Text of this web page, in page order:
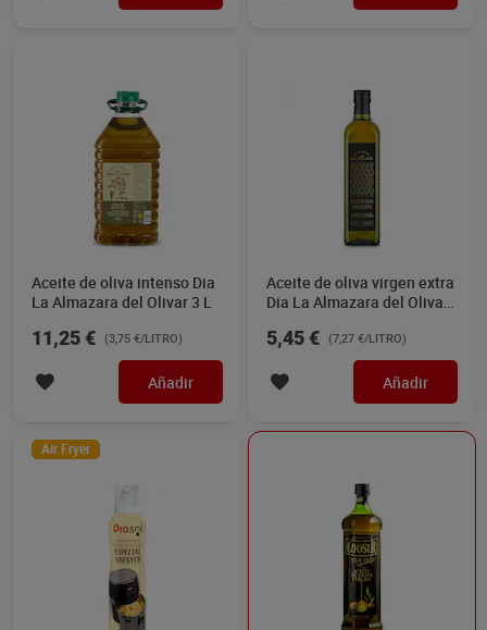
Aceite de oliva intenso Dia
La Almazara del Olivar 3 L
11,25 € (3,75 €/LITRO)
Añadir
Aceite de oliva virgen extra
Dia La Almazara del Olivar
5,45 € (7,27 €/LITRO)
Añadir
Air Fryer